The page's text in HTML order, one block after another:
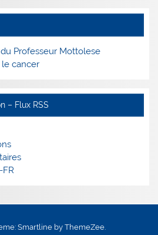
Professeur Mottolese
cancer
– Flux RSS
Smartline by ThemeZee.